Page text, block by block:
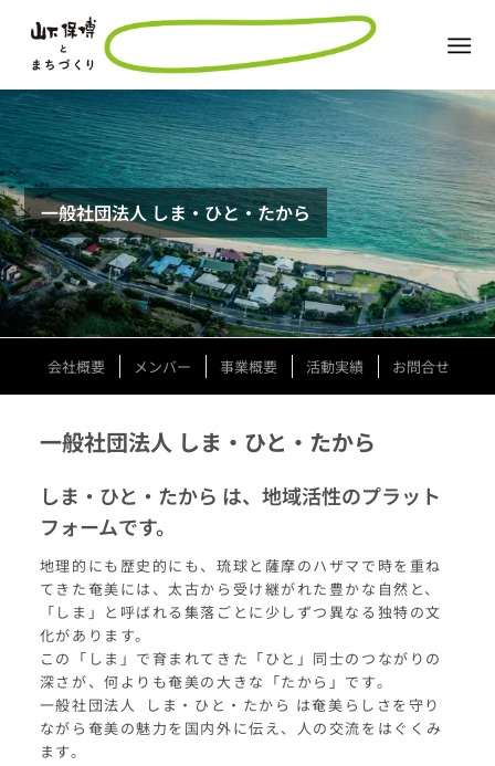
一般社団法人 しま・ひと・たから
会社概要 メンバー 事業概要 活動実績 お問合せ
一般社団法人 しま・ひと・たから
しま・ひと・たから は、地域活性のプラット
フォームです。
地理的にも歴史的にも、琉球と薩摩のハザマで時を重ね
てきた奄美には、太古から受け継がれた豊かな自然と、
「しま」と呼ばれる集落ごとに少しずつ異なる独特の文
化があります。
この「しま」で育まれてきた「ひと」同士のつながりの
深さが、何よりも奄美の大きな「たから」です。
一般社団法人 しま・ひと・たから は奄美らしさを守り
ながら奄美の魅力を国内外に伝え、人の交流をはぐくみ
ます。